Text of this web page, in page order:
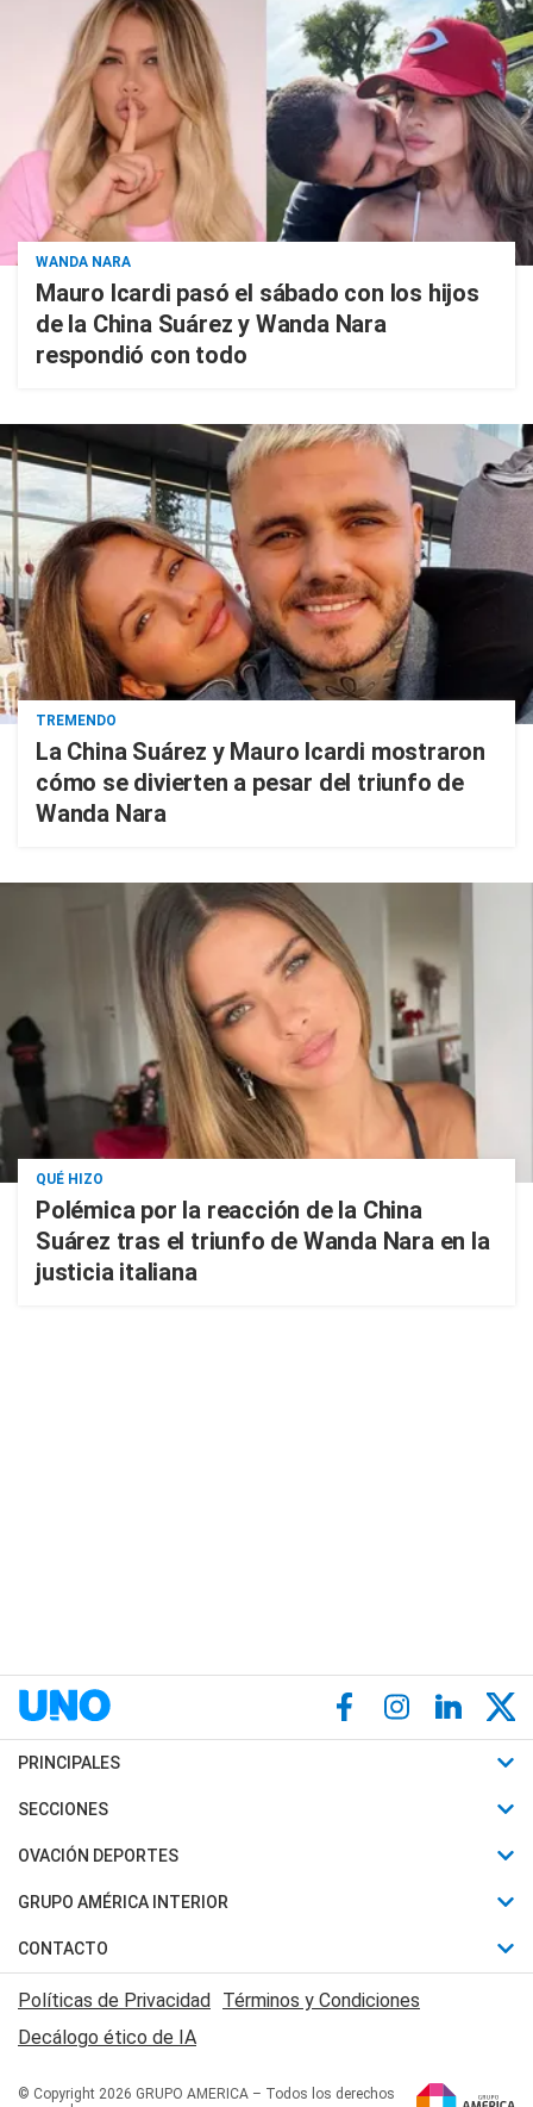
WANDA NARA
Mauro Icardi pasó el sábado con los hijos
de la China Suárez y Wanda Nara
respondió con todo
TREMENDO
La China Suárez y Mauro Icardi mostraron
cómo se divierten a pesar del triunfo de
Wanda Nara
QUÉ HIZO
Polémica por la reacción de la China
Suárez tras el triunfo de Wanda Nara en la
justicia italiana
PRINCIPALES
Últimas Noticias
Política
Judiciales
Economia
SECCIONES
Horóscopo
Motores
Trucos caseros
Series y Películas
Edictos y Solicitadas
OVACIÓN DEPORTES
Fútbol
Mundial
Automovilismo
Rugby
Básquet
GRUPO AMÉRICA INTERIOR
Canal 7 en Vivo
San Juan 8
CONTACTO
Acerca de Nosotros
Contactanos
Políticas de Privacidad Términos y Condiciones
Decálogo ético de IA
© Copyright 2026 GRUPO AMERICA – Todos los derechos